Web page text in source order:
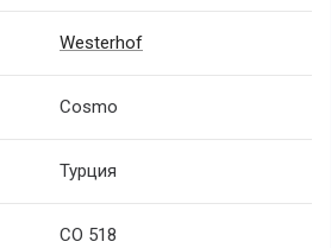
Westerhof
Cosmo
Турция
CO 518